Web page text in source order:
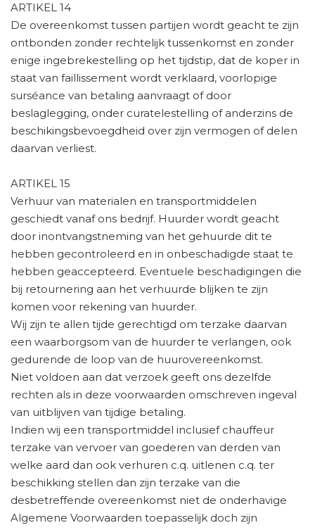
ARTIKEL 14
De overeenkomst tussen partijen wordt geacht te zijn
ontbonden zonder rechtelijk tussenkomst en zonder
enige ingebrekestelling op het tijdstip, dat de koper in
staat van faillissement wordt verklaard, voorlopige
surséance van betaling aanvraagt of door
beslaglegging, onder curatelestelling of anderzins de
beschikingsbevoegdheid over zijn vermogen of delen
daarvan verliest.
ARTIKEL 15
Verhuur van materialen en transportmiddelen
geschiedt vanaf ons bedrijf. Huurder wordt geacht
door inontvangstneming van het gehuurde dit te
hebben gecontroleerd en in onbeschadigde staat te
hebben geaccepteerd. Eventuele beschadigingen die
bij retournering aan het verhuurde blijken te zijn
komen voor rekening van huurder.
Wij zijn te allen tijde gerechtigd om terzake daarvan
een waarborgsom van de huurder te verlangen, ook
gedurende de loop van de huurovereenkomst.
Niet voldoen aan dat verzoek geeft ons dezelfde
rechten als in deze voorwaarden omschreven ingeval
van uitblijven van tijdige betaling.
Indien wij een transportmiddel inclusief chauffeur
terzake van vervoer van goederen van derden van
welke aard dan ook verhuren c.q. uitlenen c.q. ter
beschikking stellen dan zijn terzake van die
desbetreffende overeenkomst niet de onderhavige
Algemene Voorwaarden toepasselijk doch zijn